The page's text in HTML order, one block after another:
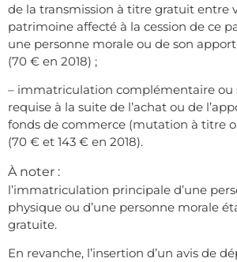
de la transmission à titre gratuit entre
patrimoine affecté à la cession de ce
une personne morale ou de son
(70 € en 2018) ;
– immatriculation complémentaire ou
requise à la suite de l’achat ou de
fonds de commerce (mutation à titre
(70 € et 143 € en 2018).
À noter :
l’immatriculation principale d’une
physique ou d’une personne morale
gratuite.
En revanche, l’insertion d’un avis de